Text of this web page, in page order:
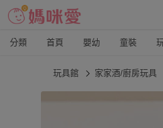
分類 首頁 嬰幼 童裝
玩具館 家家酒/廚房玩具